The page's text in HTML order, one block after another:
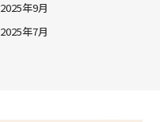
2025年9月
2025年7月